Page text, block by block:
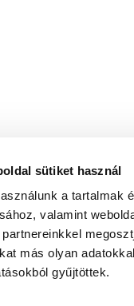
sütiket használ
a tartalmak
valamint
más olyan
gyűjtöttek.